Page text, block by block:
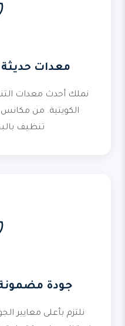
معدات
نملك أحدث معدات
الكويتية. من مكانس
تنظيف
جودة مضمونة
نلتزم بأعلى معايير